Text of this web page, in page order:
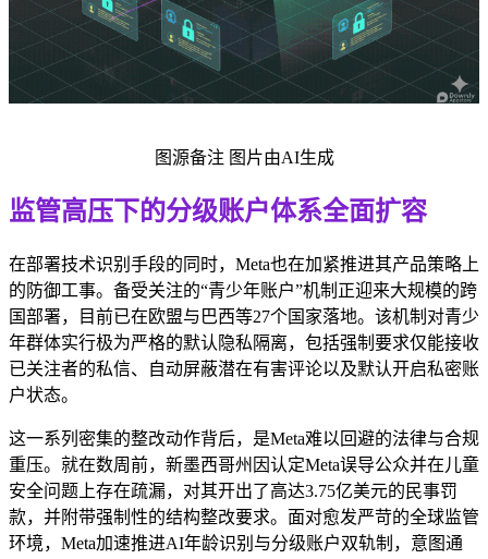
图源备注 图片由AI生成
监管高压下的分级账户体系全面扩容
在部署技术识别手段的同时，Meta也在加紧推进其产品策略上
的防御工事。备受关注的“青少年账户”机制正迎来大规模的跨
国部署，目前已在欧盟与巴西等27个国家落地。该机制对青少
年群体实行极为严格的默认隐私隔离，包括强制要求仅能接收
已关注者的私信、自动屏蔽潜在有害评论以及默认开启私密账
户状态。
这一系列密集的整改动作背后，是Meta难以回避的法律与合规
重压。就在数周前，新墨西哥州因认定Meta误导公众并在儿童
安全问题上存在疏漏，对其开出了高达3.75亿美元的民事罚
款，并附带强制性的结构整改要求。面对愈发严苛的全球监管
环境，Meta加速推进AI年龄识别与分级账户双轨制，意图通